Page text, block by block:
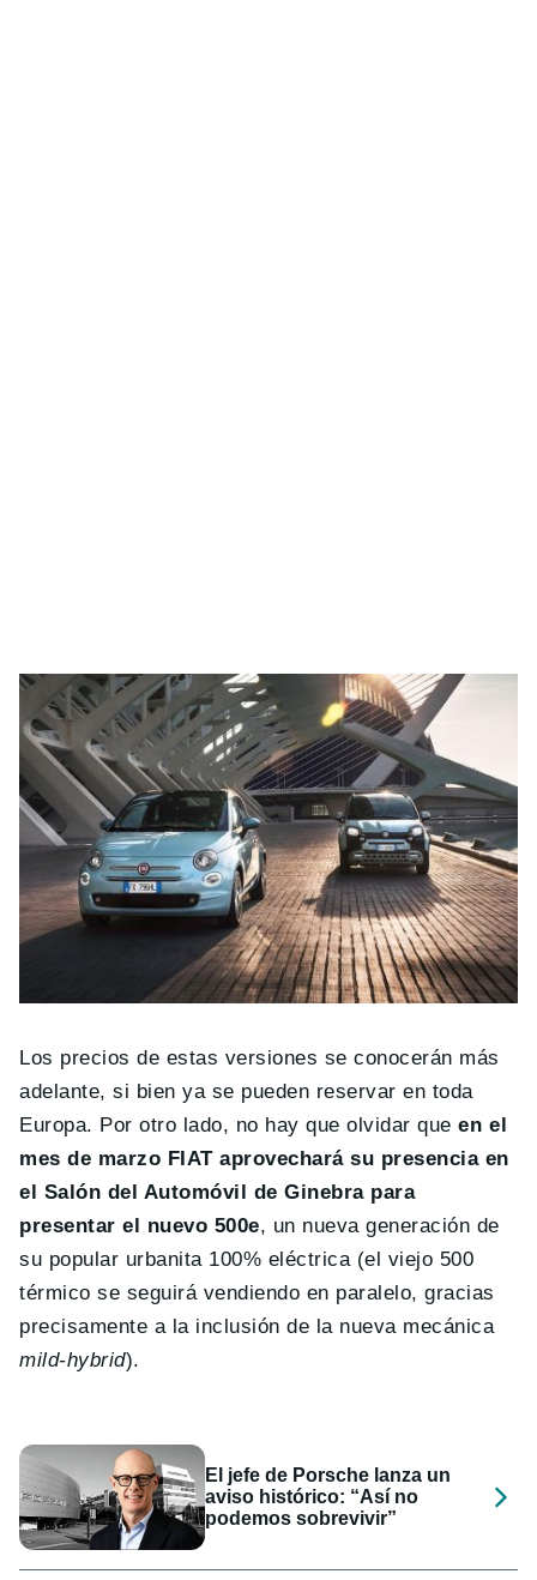
Los precios de estas versiones se conocerán más
adelante, si bien ya se pueden reservar en toda
Europa. Por otro lado, no hay que olvidar queen el
mes de marzo FIAT aprovechará su presencia en
el Salón del Automóvil de Ginebra para
presentar el nuevo 500e, un nueva generación de
su popular urbanita 100% eléctrica (el viejo 500
térmico se seguirá vendiendo en paralelo, gracias
precisamente a la inclusión de la nueva mecánica
mild-hybrid).
El jefe de Porsche lanza un
aviso histórico: “Así no
podemos sobrevivir”